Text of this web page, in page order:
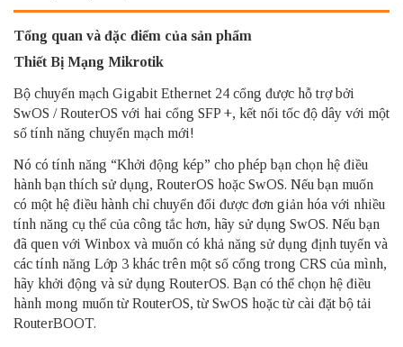
Tổng quan và đặc điểm của sản phẩm
Thiết Bị Mạng Mikrotik
Bộ chuyển mạch Gigabit Ethernet 24 cổng được hỗ trợ bởi
SwOS / RouterOS với hai cổng SFP +, kết nối tốc độ dây với một
số tính năng chuyển mạch mới!
Nó có tính năng “Khởi động kép” cho phép bạn chọn hệ điều
hành bạn thích sử dụng, RouterOS hoặc SwOS. Nếu bạn muốn
có một hệ điều hành chỉ chuyển đổi được đơn giản hóa với nhiều
tính năng cụ thể của công tắc hơn, hãy sử dụng SwOS. Nếu bạn
đã quen với Winbox và muốn có khả năng sử dụng định tuyến và
các tính năng Lớp 3 khác trên một số cổng trong CRS của mình,
hãy khởi động và sử dụng RouterOS. Bạn có thể chọn hệ điều
hành mong muốn từ RouterOS, từ SwOS hoặc từ cài đặt bộ tải
RouterBOOT.